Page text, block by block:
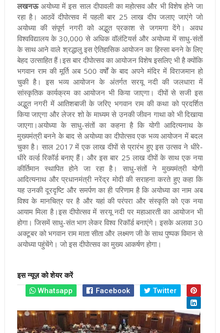
लखनऊ अयोध्या में इस साल दीपावली का महोत्सव और भी विशेष होने जा
रहा है। आठवें दीपोत्सव में पहली बार 25 लाख दीप जलाए जाएंगे जो
अयोध्या की संपूर्ण नगरी को अद्भुत प्रकाश से जगमगा देंगे। अवध
विश्वविद्यालय के 30,000 से अधिक वॉलंटियर्स और अयोध्या में साधु-संतों
के साथ आने वाले श्रद्धालु इस ऐतिहासिक आयोजन का हिस्सा बनने के लिए
बेहद उत्साहित हैं।इस बार दीपोत्सव का आयोजन विशेष इसलिए भी है क्योंकि
भगवान राम की मूर्ति अब 500 वर्षों के बाद अपने मंदिर में विराजमान हो
चुकी है। इस भव्य आयोजन के अंतर्गत सरयू नदी की जलधारा में
सांस्कृतिक कार्यक्रम का आयोजन भी किया जाएगा। दीपों से सजी इस
अद्भुत नगरी में आतिशबाजी के जरिए भगवान राम की कथा को प्रदर्शित
किया जाएगा और लेजर शो के माध्यम से उनकी जीवन गाथा को भी दिखाया
जाएगा।अयोध्या के साधु-संतों का कहना है कि योगी आदित्यनाथ के
मुख्यमंत्री बनने के बाद से अयोध्या का दीपोत्सव एक भव्य आयोजन में बदल
चुका है। साल 2017 में एक लाख दीपों से प्रारंभ हुए इस उत्सव ने धीरे-
धीरे वर्ल्ड रिकॉर्ड बनाए हैं। और इस बार 25 लाख दीपों के साथ एक नया
कीर्तिमान स्थापित होने जा रहा है। साधु-संतों ने मुख्यमंत्री योगी
आदित्यनाथ और प्रधानमंत्री नरेंद्र मोदी की सराहना करते हुए कहा कि
यह उनकी दूरदृष्टि और समर्पण का ही परिणाम है कि अयोध्या का नाम अब
विश्व के मानचित्र पर है और यहां की परंपरा और संस्कृति को एक नया
आयाम मिला है।इस दीपोत्सव में सरयू नदी पर महाआरती का आयोजन भी
होगा। जिसमें साधु-संत भाग लेकर विश्व रिकॉर्ड बनाएंगे। इसके अलावा 30
अक्टूबर को भगवान राम माता सीता और लक्ष्मण जी के साथ पुष्पक विमान से
अयोध्या पहुंचेंगे। जो इस दीपोत्सव का मुख्य आकर्षण होगा।
इस न्यूज़ को शेयर करें
Whatsapp
Facebook Twitter